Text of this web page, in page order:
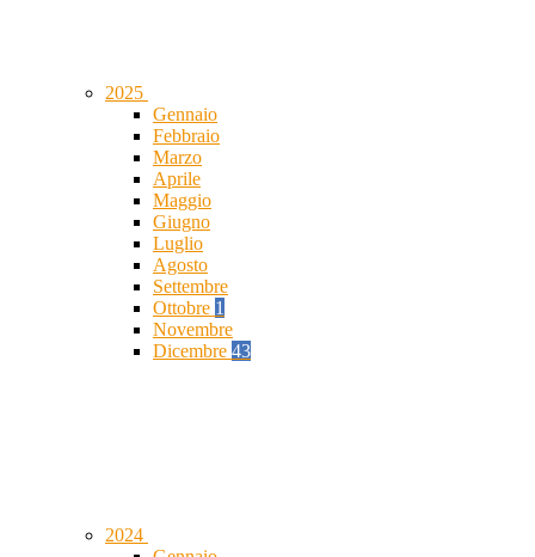
2025
Gennaio
Febbraio
Marzo
Aprile
Maggio
Giugno
Luglio
Agosto
Settembre
Ottobre 1
Novembre
Dicembre 43
2024